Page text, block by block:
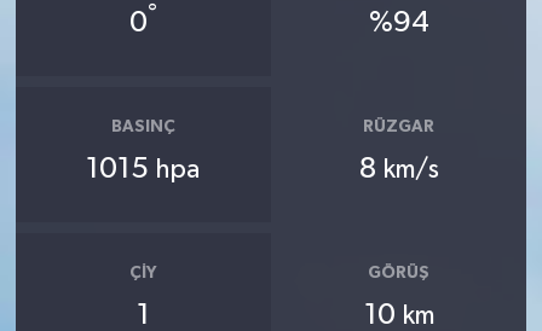
0° %94
BASINÇ
1015 hpa
RÜZGAR
8 km/s
ÇIY
1
GÖRÜŞ
10 km